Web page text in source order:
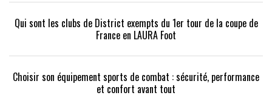
Qui sont les clubs de District exempts du 1er tour de la coupe de
France en LAURA Foot
Choisir son équipement sports de combat : sécurité, performance
et confort avant tout